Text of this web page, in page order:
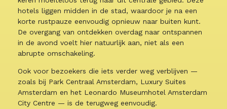
hotels liggen midden in de stad, waardoor je na een
korte rustpauze eenvoudig opnieuw naar buiten kunt.
De overgang van ontdekken overdag naar ontspannen
in de avond voelt hier natuurlijk aan, niet als een
abrupte omschakeling.
Ook voor bezoekers die iets verder weg verblijven —
zoals bij Park Centraal Amsterdam, Luxury Suites
Amsterdam en het Leonardo Museumhotel Amsterdam
City Centre — is de terugweg eenvoudig.